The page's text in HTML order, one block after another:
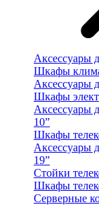
Аксессуары
Шкафы
Аксессуары
Шкафы
Аксессуары
10”
Шкафы
Аксессуары
19”
Стойки
Шкафы
Серверные